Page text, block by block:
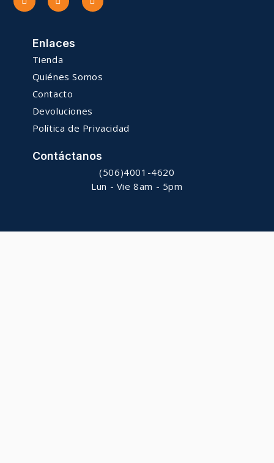
Enlaces
Tienda
Quiénes Somos
Contacto
Devoluciones
Política de Privacidad
Contáctanos
(506)4001-4620
Lun - Vie 8am - 5pm